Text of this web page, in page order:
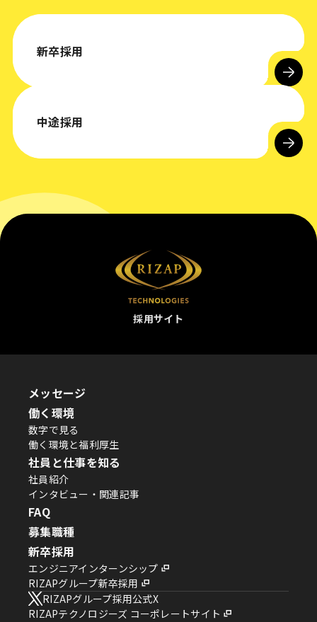
新卒採用
中途採用
採用サイト
メッセージ
働く環境
数字で見る
働く環境と福利厚生
社員と仕事を知る
社員紹介
インタビュー・関連記事
FAQ
募集職種
新卒採用
エンジニアインターンシップ
RIZAPグループ新卒採用
RIZAPグループ採用公式X
RIZAPテクノロジーズ コーポレートサイト